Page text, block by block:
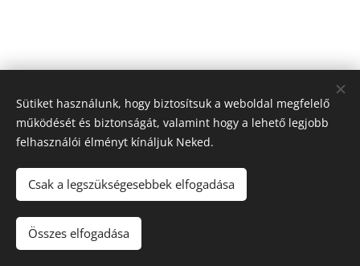
© 2026 Nagyfólia Kft. Minden jog fenntartva
Sütik
Sütiket használunk, hogy biztosítsuk a weboldal megfelelő
működését és biztonságát, valamint hogy a lehető legjobb
felhasználói élményt kínáljuk Neked.
Csak a legszükségesebbek elfogadása
Összes elfogadása